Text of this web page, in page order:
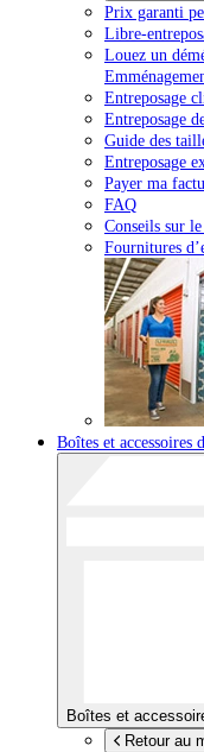
Prix garanti
Libre-
Louez un
Entreposage
Entreposage
Guide des
Entreposage
Payer ma
FAQ
Conseils sur
Fournitures
Boîtes et accessoires
Boîtes et
Retour au